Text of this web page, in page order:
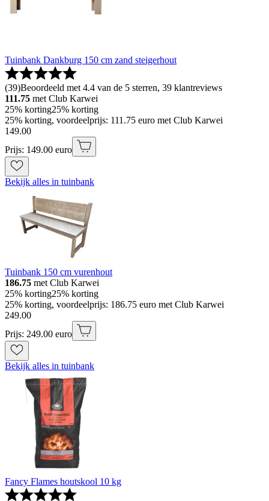
Tuinbank Dankburg 150 cm zand steigerhout
(39)Beoordeeld met 4.4 van de 5 sterren, 39 klantreviews
111.75 met Club Karwei
25% korting25% korting
25% korting, voordeelprijs: 111.75 euro met Club Karwei
149.00
Prijs: 149.00 euro
Bekijk alles in tuinbank
Tuinbank 150 cm vurenhout
186.75 met Club Karwei
25% korting25% korting
25% korting, voordeelprijs: 186.75 euro met Club Karwei
249.00
Prijs: 249.00 euro
Bekijk alles in tuinbank
Fancy Flames houtskool 10 kg